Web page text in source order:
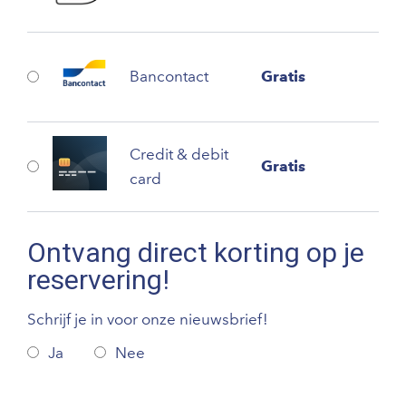
Bancontact Gratis
Credit & debit
card
Gratis
Ontvang direct korting op je
reservering!
Schrijf je in voor onze nieuwsbrief!
Ja
Nee